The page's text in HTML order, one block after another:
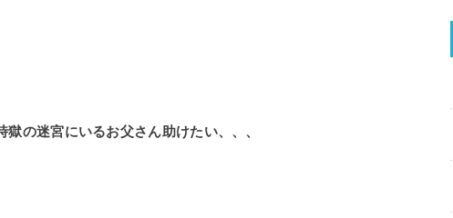
の迷宮にいるお父さん助けたい、、、